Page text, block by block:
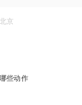
北京
些动作